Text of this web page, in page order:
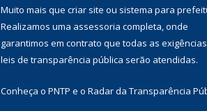
Muito mais que criar site ou sistema para
Realizamos uma assessoria completa, onde
garantimos em contrato que todas as
leis de transparência pública serão atendidas.
Conheça o PNTP e o Radar da Transparência